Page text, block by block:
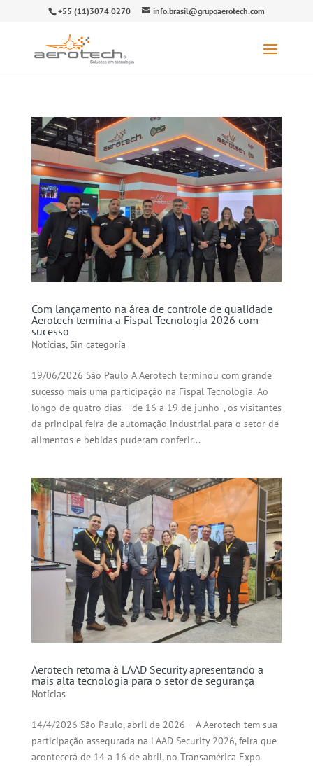
+55 (11)3074 0270 info.brasil@grupoaerotech.com
Com lançamento na área de controle de qualidade
Aerotech termina a Fispal Tecnologia 2026 com
sucesso
Notícias,Sin categoría
19/06/2026 São Paulo A Aerotech terminou com grande
sucesso mais uma participação na Fispal Tecnologia. Ao
longo de quatro dias – de 16 a 19 de junho -, os visitantes
da principal feira de automação industrial para o setor de
alimentos e bebidas puderam conferir...
Aerotech retorna à LAAD Security apresentando a
mais alta tecnologia para o setor de segurança
Notícias
14/4/2026 São Paulo, abril de 2026 – A Aerotech tem sua
participação assegurada na LAAD Security 2026, feira que
acontecerá de 14 a 16 de abril, no Transamérica Expo